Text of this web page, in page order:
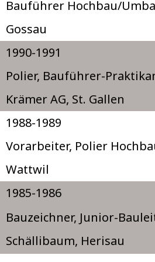
Bauführer Hochbau/
Gossau
1990-1991
Polier, Bauführer-
Krämer AG, St. Gallen
1988-1989
Vorarbeiter, Polier
Wattwil
1985-1986
Bauzeichner, Junior-
Schällibaum, Herisau